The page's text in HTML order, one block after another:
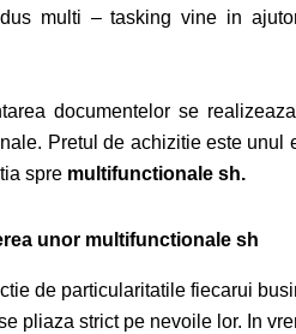
multi – tasking vine in
documentelor se
Pretul de achizitie este unul
spre multifunctionale sh.
unor multifunctionale sh
de particularitatile fiecarui
pliaza strict pe nevoile lor. In